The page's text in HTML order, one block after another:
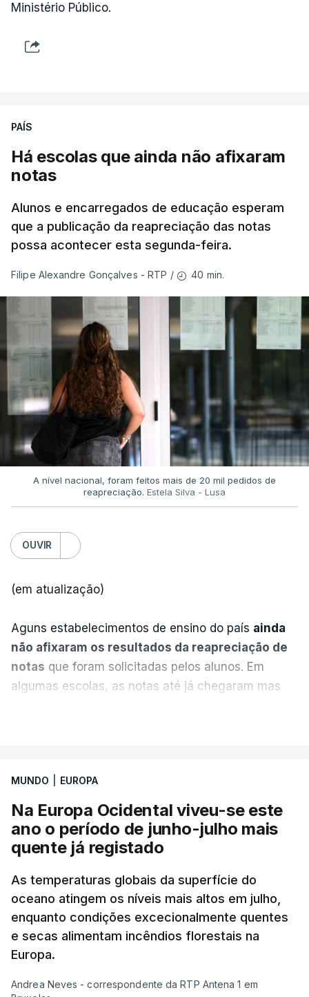
Ministério Público.
PAÍS
Há escolas que ainda não afixaram
notas
Alunos e encarregados de educação esperam
que a publicação da reapreciação das notas
possa acontecer esta segunda-feira.
Filipe Alexandre Gonçalves - RTP / 40 min.
A nível nacional, foram feitos mais de 20 mil pedidos de
reapreciação. Estela Silva - Lusa
OUVIR
(em atualização)
Aguns estabelecimentos de ensino do país ainda
não afixaram os resultados da reapreciação de
notas que foram solicitadas pelos alunos. Em
algumas escolas, as notas até já chegaram mas
tinha chegado o resultado de
exames, mas ainda não tinham sido afixados.
Alguns encarregados de educação e alunos foram
até à escola para ver o resultado mas ainda não
tinha sido divulgado. Alguns pais apontam
incorreções e aguardam a atualização na
plataforma Inovar.
ERRO100
MUNDO EUROPA
Na Europa Ocidental viveu-se este
ano o período de junho-julho mais
quente já registado
As temperaturas globais da superfície do
oceano atingem os níveis mais altos em julho,
enquanto condições excecionalmente quentes
e secas alimentam incêndios florestais na
Europa.
Andrea Neves - correspondente da RTP Antena 1 em